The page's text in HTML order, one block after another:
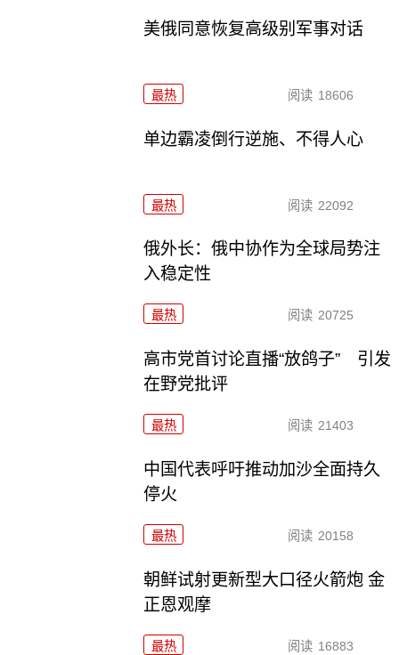
美俄同意恢复高级别军事对话
最热 阅读 18606
单边霸凌倒行逆施、不得人心
最热 阅读 22092
俄外长：俄中协作为全球局势注
入稳定性
最热 阅读 20725
高市党首讨论直播“放鸽子” 引发
在野党批评
最热 阅读 21403
中国代表呼吁推动加沙全面持久
停火
最热 阅读 20158
朝鲜试射更新型大口径火箭炮 金
正恩观摩
最热 阅读 16883